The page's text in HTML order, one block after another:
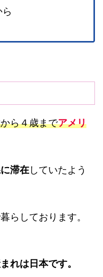
ら４歳までアメリ
滞在していたよう
らしております。
れは日本です。